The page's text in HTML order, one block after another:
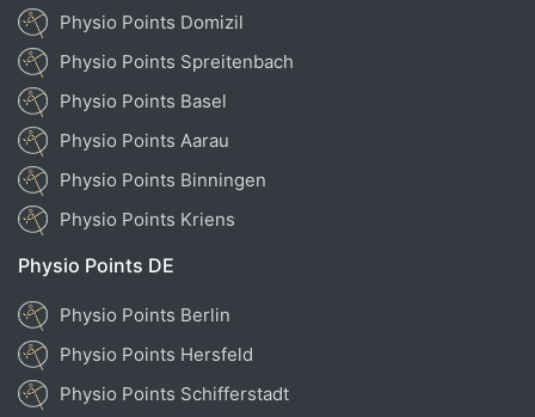
Physio Points Domizil
Physio Points Spreitenbach
Physio Points Basel
Physio Points Aarau
Physio Points Binningen
Physio Points Kriens
Physio Points DE
Physio Points Berlin
Physio Points Hersfeld
Physio Points Schifferstadt